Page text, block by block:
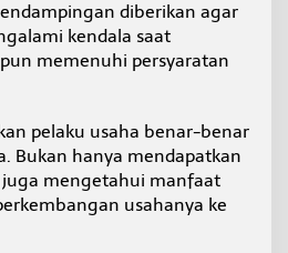
diberikan agar
kendala saat
memenuhi persyaratan
pelaku usaha benar-benar
Bukan hanya mendapatkan
juga mengetahui manfaat
usahanya ke